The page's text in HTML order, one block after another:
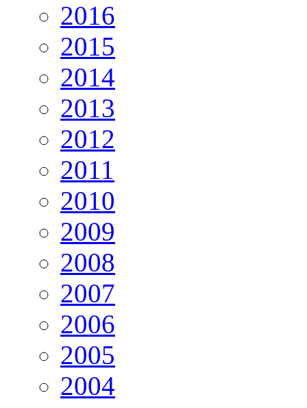
2016
2015
2014
2013
2012
2011
2010
2009
2008
2007
2006
2005
2004